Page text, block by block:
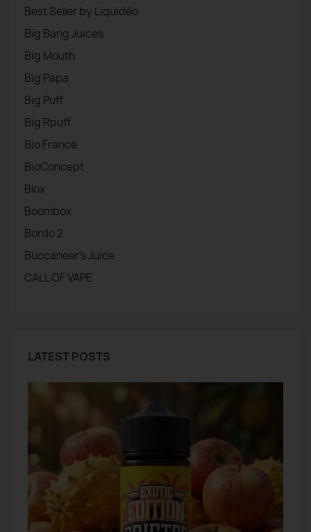
Best Seller by Liquidéo
Big Bang Juices
Big Mouth
Big Papa
Big Puff
Big Rpuff
Bio France
BioConcept
Blox
Boombox
Bordo 2
Buccaneer's Juice
CALL OF VAPE
LATEST POSTS